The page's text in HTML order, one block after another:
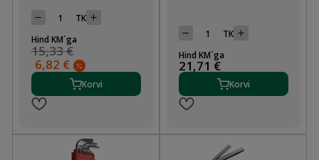
TK
Hind KM`ga
15,33 €
6,82 €
Korvi
TK
Hind KM`ga
21,71 €
Korvi